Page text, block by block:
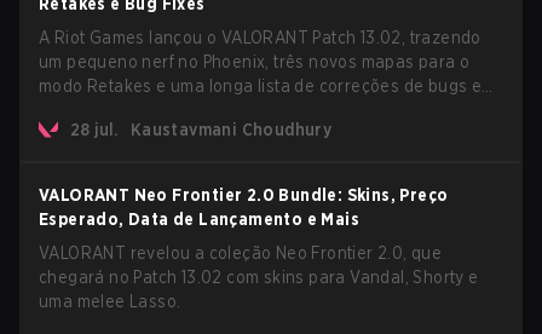
A Riot Games lançou o VALORANT Patch 13.02, trazendo
um pequeno nerf no Phoenix, três novos mapas para o
modo Retakes e uma longa lista de correções de bugs em
atraso no modo AROS: Replication tão esperado.
28 jul. Kaustavmani Choudhury
VALORANT Neo Frontier 2.0 Bundle: Skins, Preço
Esperado, Data de Lançamento e Mais
VALORANT revelou a coleção Neo Frontier 2.0, que
chegará no Patch 13.02 com skins para Vandal, Shorty e
uma melee Lasso.